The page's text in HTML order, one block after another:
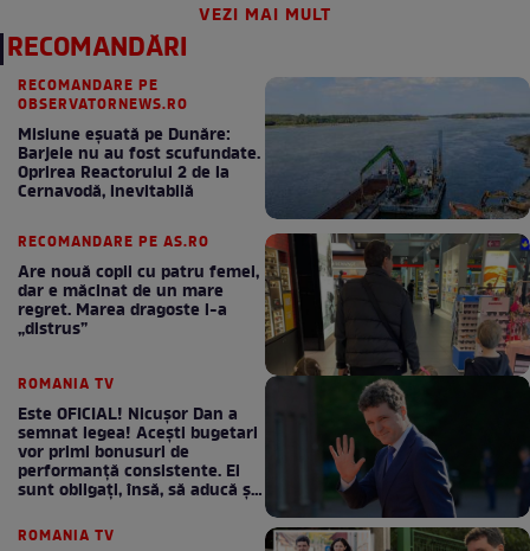
VEZI MAI MULT
RECOMANDĂRI
RECOMANDARE PE
OBSERVATORNEWS.RO
Misiune eșuată pe Dunăre:
Barjele nu au fost scufundate.
Oprirea Reactorului 2 de la
Cernavodă, inevitabilă
RECOMANDARE PE AS.RO
Are nouă copii cu patru femei,
dar e măcinat de un mare
regret. Marea dragoste l-a
„distrus”
ROMANIA TV
Este OFICIAL! Nicușor Dan a
semnat legea! Acești bugetari
vor primi bonusuri de
performanță consistente. Ei
sunt obligați, însă, să aducă și
ROMANIA TV